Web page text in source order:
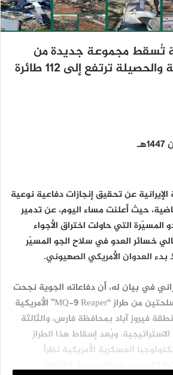
تُسقط مجموعة جديدة من
الطائرات الأمريكية والحصيلة ترتفع إلى 112 طائرة
عن تحقيق إنجازات دفاعية نوعية
الساعات الـ48 الماضية، حيث أعلنت مساء اليوم، عن تدمير
التي حاولت اختراق الأجواء
خسائر العدو في سلاح الجو المسيّر
في بيان له، أن دفاعاته الجوية نجحت
في إسقاط طائرتين مسلحتين من طراز “MQ-9 Reaper” الأمريكية
فيروز آباد بمحافظة فارس، والثالثة
ويُعد إسقاط هذا الطراز
العسكرية الأمريكية نظراً
التجسسية والهجومية الفائقة.